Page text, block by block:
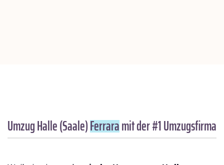
Umzug Halle (Saale)Ferraramit der #1 Umzugsfirma